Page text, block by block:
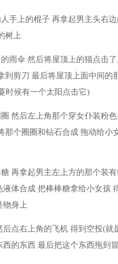
手上的棍子 再拿起男主头右
树上
雨伞 然后将屋顶上的猫点击
到剪刀 最后将屋顶上面中间的
时候有一个太阳点击它)
然后左上角那个穿女仆装粉
个圈圈和钻石合成 拖动给小
再拿起男主左上方的那个装
体合成 把棒棒糖拿给小女孩
物身上
点右上角的飞机 得到空投(
的东西 最后把这个东西拖到